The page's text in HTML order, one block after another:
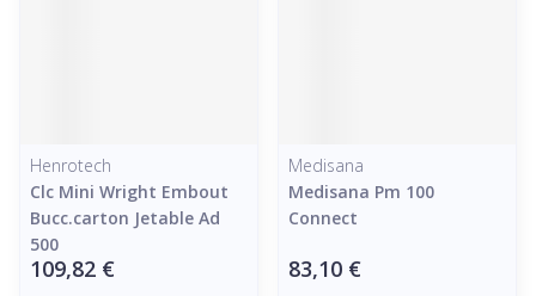
Henrotech
Clc Mini Wright Embout
Bucc.carton Jetable Ad
500
109,82 €
Medisana
Medisana Pm 100
Connect
83,10 €